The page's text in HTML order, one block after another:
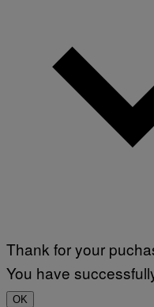
Thank for your
You have
OK